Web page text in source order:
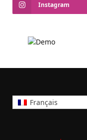
Instagram
Français